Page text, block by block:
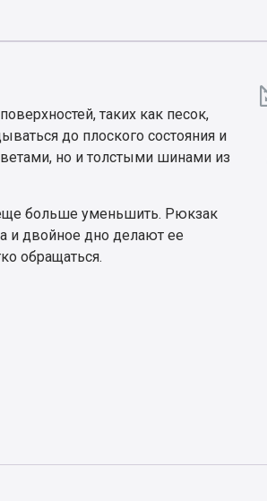
таких как песок,
до плоского состояния и
но и толстыми шинами из
больше уменьшить. Рюкзак
и двойное дно делают ее
обращаться.